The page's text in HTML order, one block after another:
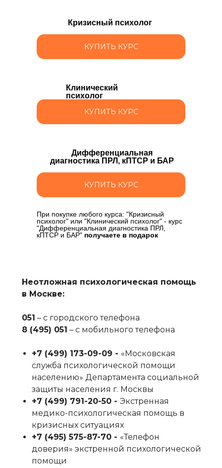
КУПИТЬ КУРС
КУПИТЬ КУРС
КУПИТЬ КУРС
Дифференциальная
диагностика ПРЛ, кПТСР и БАР
Клинический
психолог
Кризисный психолог
При покупке любого курса: "Кризисный
психолог" или "Клинический психолог" - курс
"Дифференциальная диагностика ПРЛ,
кПТСР и БАР" получаете в подарок
Неотложная психологическая помощь
в Москве:
051 – с городского телефона
8 (495) 051 – с мобильного телефона
+7 (499) 173-09-09‬ - «Московская
служба психологической помощи
населению» Департамента социальной
защиты населения г. Москвы
+7 (499) 791-20-50‬ - Экстренная
медико-психологическая помощь в
кризисных ситуациях
+7 (495) 575-87-70‬ - «Телефон
доверия» экстренной психологической
помощи